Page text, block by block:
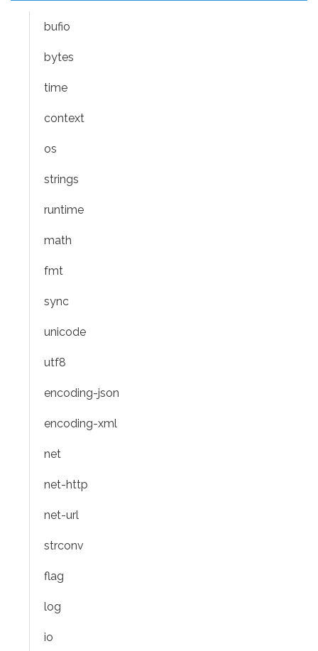
bufio
bytes
time
context
os
strings
runtime
math
fmt
sync
unicode
utf8
encoding-json
encoding-xml
net
net-http
net-url
strconv
flag
log
io